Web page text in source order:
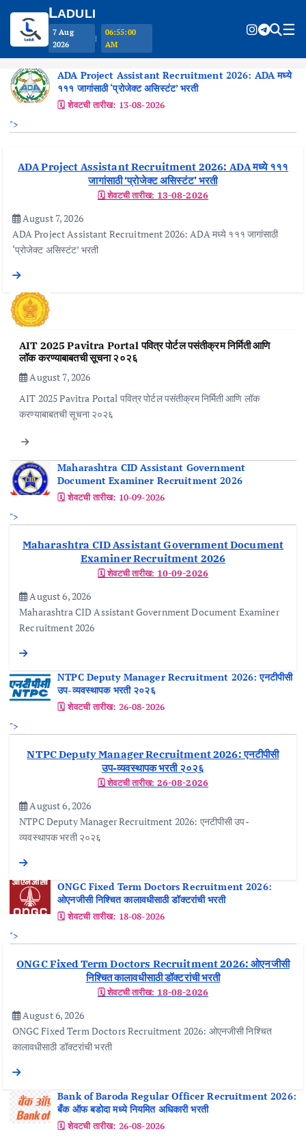
ADA Project Assistant Recruitment 2026: ADA मध्ये
१११ जागांसाठी ‘प्रोजेक्ट असिस्टंट’ भरती
🗓️ शेवटची तारीख: 13-08-2026
">
ADA Project Assistant Recruitment 2026: ADA मध्ये १११
जागांसाठी ‘प्रोजेक्ट असिस्टंट’ भरती
🗓️ शेवटची तारीख: 13-08-2026
August 7, 2026
ADA Project Assistant Recruitment 2026: ADA मध्ये १११ जागांसाठी
‘प्रोजेक्ट असिस्टंट’ भरती
AIT 2025 Pavitra Portal पवित्र पोर्टल पसंतीक्रम निर्मिती आणि
लॉक करण्याबाबतची सूचना २०२६
August 7, 2026
AIT 2025 Pavitra Portal पवित्र पोर्टल पसंतीक्रम निर्मिती आणि लॉक
करण्याबाबतची सूचना २०२६
Maharashtra CID Assistant Government
Document Examiner Recruitment 2026
🗓️ शेवटची तारीख: 10-09-2026
">
Maharashtra CID Assistant Government Document
Examiner Recruitment 2026
🗓️ शेवटची तारीख: 10-09-2026
August 6, 2026
Maharashtra CID Assistant Government Document Examiner
Recruitment 2026
NTPC Deputy Manager Recruitment 2026: एनटीपीसी
उप-व्यवस्थापक भरती २०२६
🗓️ शेवटची तारीख: 26-08-2026
">
NTPC Deputy Manager Recruitment 2026: एनटीपीसी
उप-व्यवस्थापक भरती २०२६
🗓️ शेवटची तारीख: 26-08-2026
August 6, 2026
NTPC Deputy Manager Recruitment 2026: एनटीपीसी उप-
व्यवस्थापक भरती २०२६
ONGC Fixed Term Doctors Recruitment 2026:
ओएनजीसी निश्चित कालावधीसाठी डॉक्टरांची भरती
🗓️ शेवटची तारीख: 18-08-2026
">
ONGC Fixed Term Doctors Recruitment 2026: ओएनजीसी
निश्चित कालावधीसाठी डॉक्टरांची भरती
🗓️ शेवटची तारीख: 18-08-2026
August 6, 2026
ONGC Fixed Term Doctors Recruitment 2026: ओएनजीसी निश्चित
कालावधीसाठी डॉक्टरांची भरती
Bank of Baroda Regular Officer Recruitment 2026:
बँक ऑफ बडोदा मध्ये नियमित अधिकारी भरती
🗓️ शेवटची तारीख: 26-08-2026
LADULI
7 Aug
2026
|
06:55:01
AM
☰